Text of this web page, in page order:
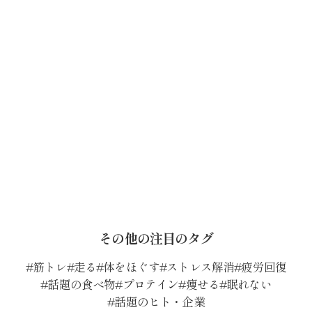
その他の注目のタグ
筋トレ 走る 体をほぐす ストレス解消 疲労回復
話題の食べ物 プロテイン 痩せる 眠れない
話題のヒト・企業